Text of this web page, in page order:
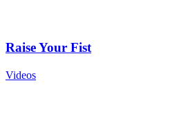
Raise Your Fist
Videos